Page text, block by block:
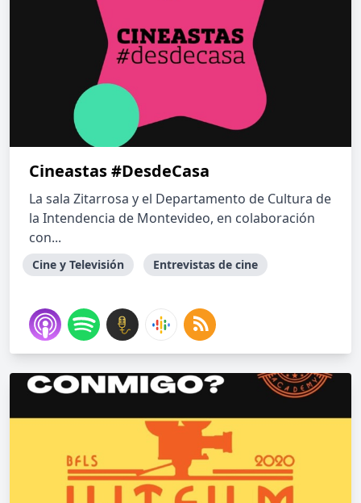
Cineastas #DesdeCasa
La sala Zitarrosa y el Departamento de Cultura de
la Intendencia de Montevideo, en colaboración
con...
Cine y Televisión Entrevistas de cine